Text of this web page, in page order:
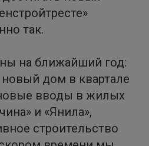
так.
на ближайший год:
дом в квартале
вводы в жилых
и «Янила»,
строительство